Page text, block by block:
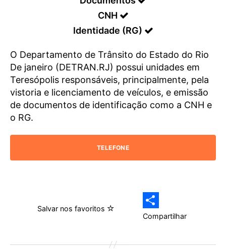
CNH
Identidade (RG)
O Departamento de Trânsito do Estado do Rio
De janeiro (DETRAN.RJ) possui unidades em
Teresópolis responsáveis, principalmente, pela
vistoria e licenciamento de veículos, e emissão
de documentos de identificação como a CNH e
o RG.
TELEFONE
Salvar nos favoritos
Compartilhar